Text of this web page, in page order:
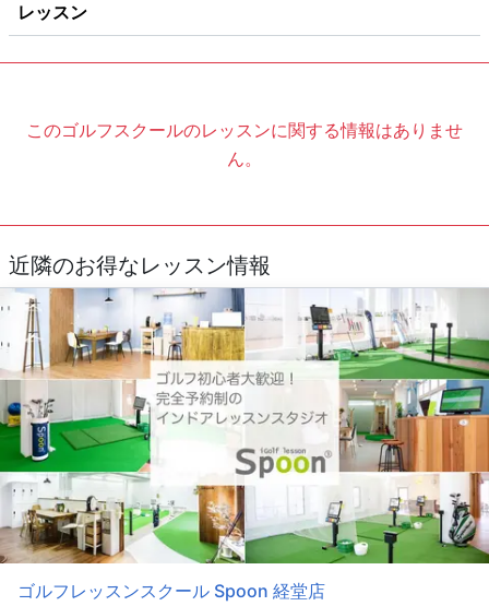
レッスン
このゴルフスクールのレッスンに関する情報はありませ
ん。
近隣のお得なレッスン情報
ゴルフレッスンスクール Spoon 経堂店